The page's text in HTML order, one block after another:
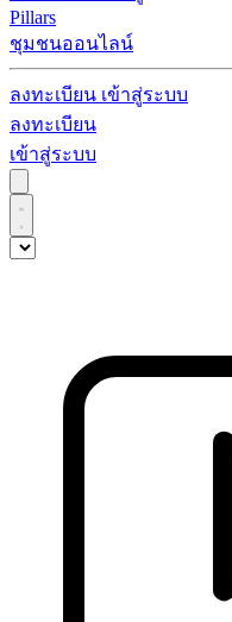
Pillars
ชุมชนออนไลน์
ลงทะเบียน เข้าสู่ระบบ
ลงทะเบียน
เข้าสู่ระบบ